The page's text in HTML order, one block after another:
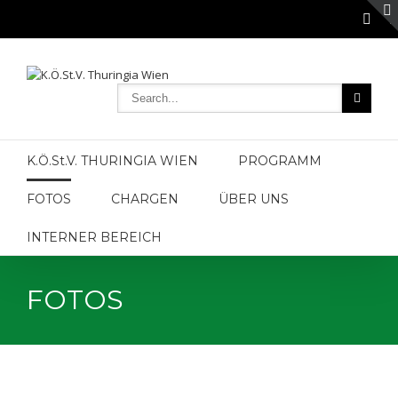
K.Ö.St.V. THURINGIA WIEN PROGRAMM
FOTOS CHARGEN ÜBER UNS
INTERNER BEREICH
FOTOS